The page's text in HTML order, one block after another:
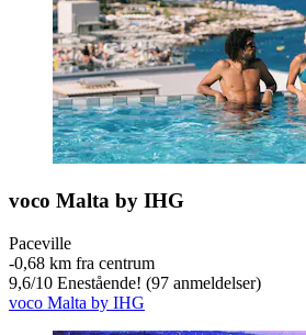
voco Malta by IHG
Paceville
‐0,68 km fra centrum
9,6/10 Enestående! (97 anmeldelser)
voco Malta by IHG